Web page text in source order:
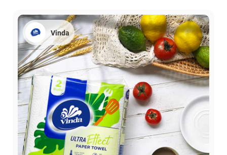
Vinda